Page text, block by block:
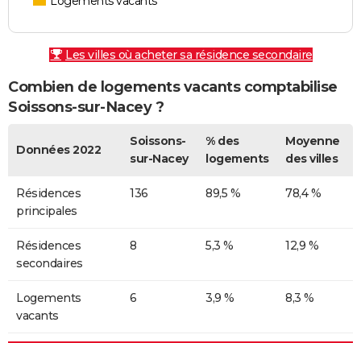
Les villes où acheter sa résidence secondaire
Combien de logements vacants comptabilise
Soissons-sur-Nacey ?
Données 2022
Soissons-
sur-Nacey
% des
logements
Moyenne
des villes
Résidences
principales
136 89,5 % 78,4 %
Résidences
secondaires
8 5,3 % 12,9 %
Logements
vacants
6 3,9 % 8,3 %